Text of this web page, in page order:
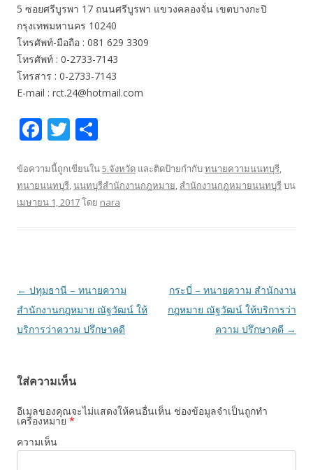
5 ซอยศรีบูรพา 17 ถนนศรีบูรพา แขวงคลองจั่น เขตบางกะปิ
กรุงเทพมหานคร 10240
โทรศัพท์-มือถือ : 081 629 3309
โทรศัพท์ : 0-2733-7143
โทรสาร : 0-2733-7143
E-mail : rct.24@hotmail.com
F
e
b
T
itt
er
ar
e
ข้อความนี้ถูกเขียนใน5.จังหวัด และติดป้ายกำกับทนายความนนทบุรี,
ทนายนนทบุรี,นนทบุรีสำนักงานกฎหมาย, สำนักงานกฎหมายนนทบุรีบน
เมษายน 1, 2017โดย nara
เมนู
นำทาง
เรื่อง
← ปทุมธานี – ทนายความ
สำนักงานกฎหมาย ณัฐวัฒน์ ให้
บริการว่าความ ปรึกษาคดี
กระบี่ – ทนายความ สำนักงาน
กฎหมาย ณัฐวัฒน์ ให้บริการว่า
ความ ปรึกษาคดี →
ใส่ความเห็น
อีเมลของคุณจะไม่แสดงให้คนอื่นเห็น ช่องข้อมูลจำเป็นถูกทำ
เครื่องหมาย *
ความเห็น